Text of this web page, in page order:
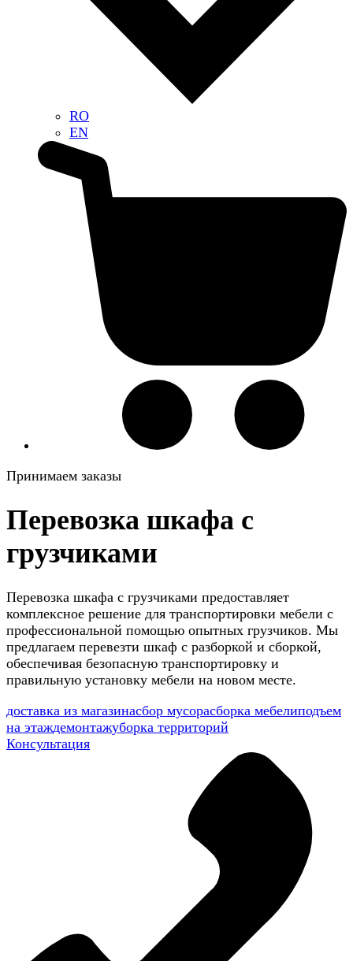
RO
EN
Принимаем заказы
Перевозка шкафа с
грузчиками
Перевозка шкафа с грузчиками предоставляет
комплексное решение для транспортировки мебели с
профессиональной помощью опытных грузчиков. Мы
предлагаем перевезти шкаф с разборкой и сборкой,
обеспечивая безопасную транспортировку и
правильную установку мебели на новом месте.
доставка из магазинасбор мусорасборка мебелиподъем
на этаждемонтажуборка территорий
Консультация